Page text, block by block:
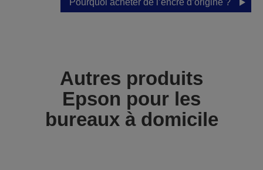
Pourquoi acheter de l’encre d’origine ?
Autres produits
Epson pour les
bureaux à domicile